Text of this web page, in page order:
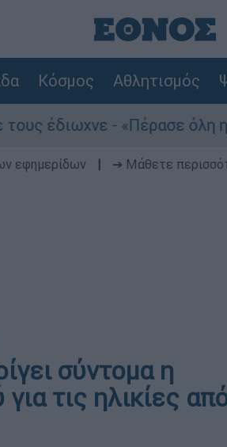
Κόσμος Αθλητισμός
- «Πέρασε όλη η ζωή
εφημερίδων ➔ Μάθετε
σύντομα η
τις ηλικίες